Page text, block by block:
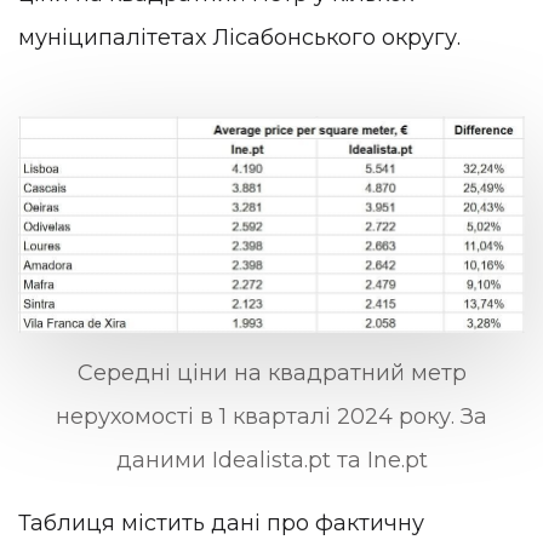
муніципалітетах Лісабонського округу.
Середні ціни на квадратний метр
нерухомості в 1 кварталі 2024 року. За
даними Idealista.pt та Ine.pt
Таблиця містить дані про фактичну